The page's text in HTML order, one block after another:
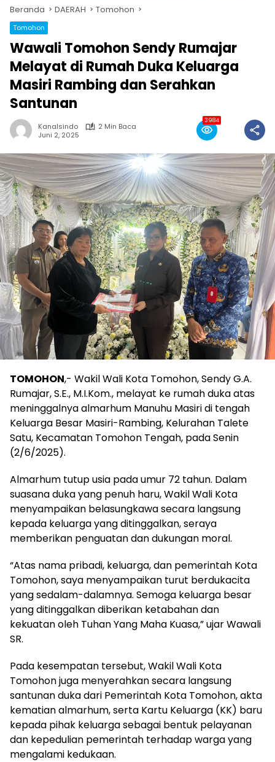
Beranda DAERAH Tomohon
Tomohon
Wawali Tomohon Sendy Rumajar
Melayat di Rumah Duka Keluarga
Masiri Rambing dan Serahkan
Santunan
Kanalsindo
2 Min Baca
Juni 2, 2025
3984
TOMOHON,- Wakil Wali Kota Tomohon, Sendy G.A.
Rumajar, S.E., M.I.Kom., melayat ke rumah duka atas
meninggalnya almarhum Manuhu Masiri di tengah
Keluarga Besar Masiri-Rambing, Kelurahan Talete
Satu, Kecamatan Tomohon Tengah, pada Senin
(2/6/2025).
Almarhum tutup usia pada umur 72 tahun. Dalam
suasana duka yang penuh haru, Wakil Wali Kota
menyampaikan belasungkawa secara langsung
kepada keluarga yang ditinggalkan, seraya
memberikan penguatan dan dukungan moral.
“Atas nama pribadi, keluarga, dan pemerintah Kota
Tomohon, saya menyampaikan turut berdukacita
yang sedalam-dalamnya. Semoga keluarga besar
yang ditinggalkan diberikan ketabahan dan
kekuatan oleh Tuhan Yang Maha Kuasa,” ujar Wawali
SR.
Pada kesempatan tersebut, Wakil Wali Kota
Tomohon juga menyerahkan secara langsung
santunan duka dari Pemerintah Kota Tomohon, akta
kematian almarhum, serta Kartu Keluarga (KK) baru
kepada pihak keluarga sebagai bentuk pelayanan
dan kepedulian pemerintah terhadap warga yang
mengalami kedukaan.